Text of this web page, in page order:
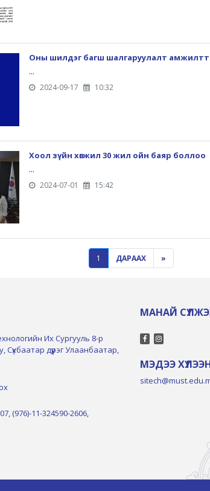
Оны шилдэг багш шалгаруулалт
...
2024-09-17 10:32
Хоол зүйн хөгжил 30 жил ойн баяр боллоо
...
2024-07-01 15:42
1 ДАРААХ »
Их Сургууль 8-р
дүүрэг Улаанбаатар,
(976)-11-324590-2606,
МАНАЙ
МЭДЭЭ